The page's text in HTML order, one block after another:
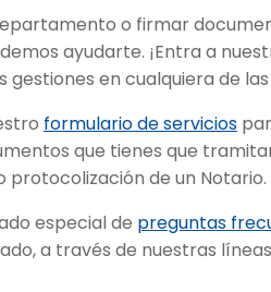
o firmar
ayudarte. ¡Entra a
en cualquiera de
formulario de servicios
que tienes que
de un Notario.
especial de preguntas
a través de nuestras